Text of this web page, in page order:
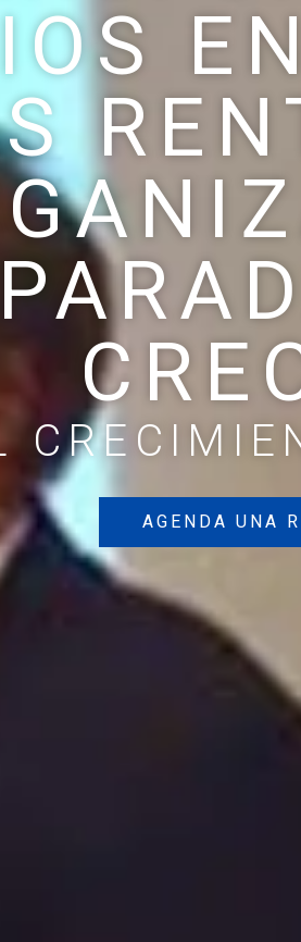
AGENDA UNA